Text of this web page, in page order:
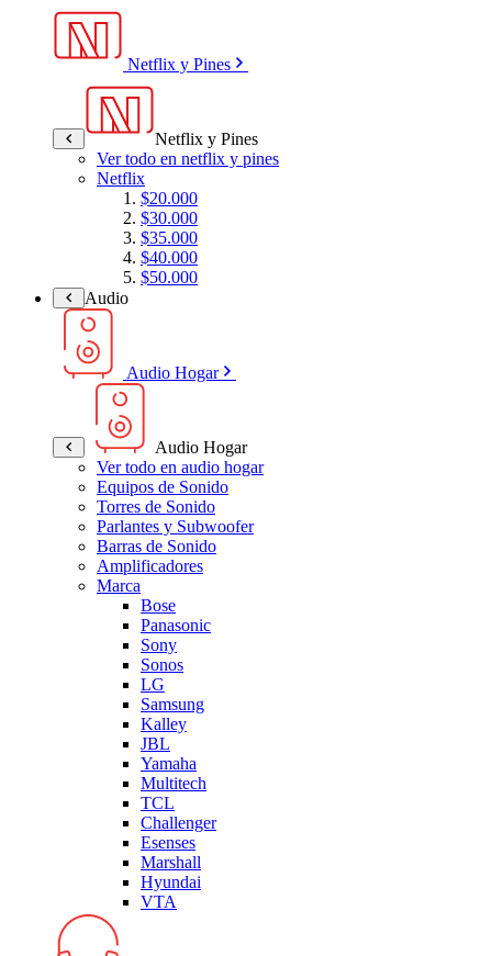
Netflix y Pines
Netflix y Pines
Ver todo en netflix y pines
Netflix
$20.000
$30.000
$35.000
$40.000
$50.000
Audio
Audio Hogar
Audio Hogar
Ver todo en audio hogar
Equipos de Sonido
Torres de Sonido
Parlantes y Subwoofer
Barras de Sonido
Amplificadores
Marca
Bose
Panasonic
Sony
Sonos
LG
Samsung
Kalley
JBL
Yamaha
Multitech
TCL
Challenger
Esenses
Marshall
Hyundai
VTA